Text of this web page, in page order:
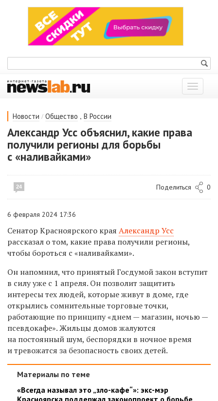
Показать
меню
Новости / Общество , В России
Александр Усс объяснил, какие права
получили регионы для борьбы
с «наливайками»
24 Поделиться 0
6 февраля 2024 17:36
Сенатор Красноярского края Александр Усс
рассказал о том, какие права получили регионы,
чтобы бороться с «наливайками».
Он напомнил, что принятый Госдумой закон вступит
в силу уже с 1 апреля. Он позволит защитить
интересы тех людей, которые живут в доме, где
открылись сомнительные торговые точки,
работающие по принципу «днем — магазин, ночью —
псевдокафе». Жильцы домов жалуются
на постоянный шум, беспорядки в ночное время
и тревожатся за безопасность своих детей.
Материалы по теме
«Всегда называл это „зло-кафе“»: экс-мэр
Красноярска поддержал законопроект о борьбе